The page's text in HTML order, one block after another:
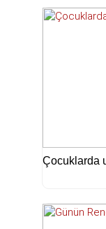
Çocuklarda